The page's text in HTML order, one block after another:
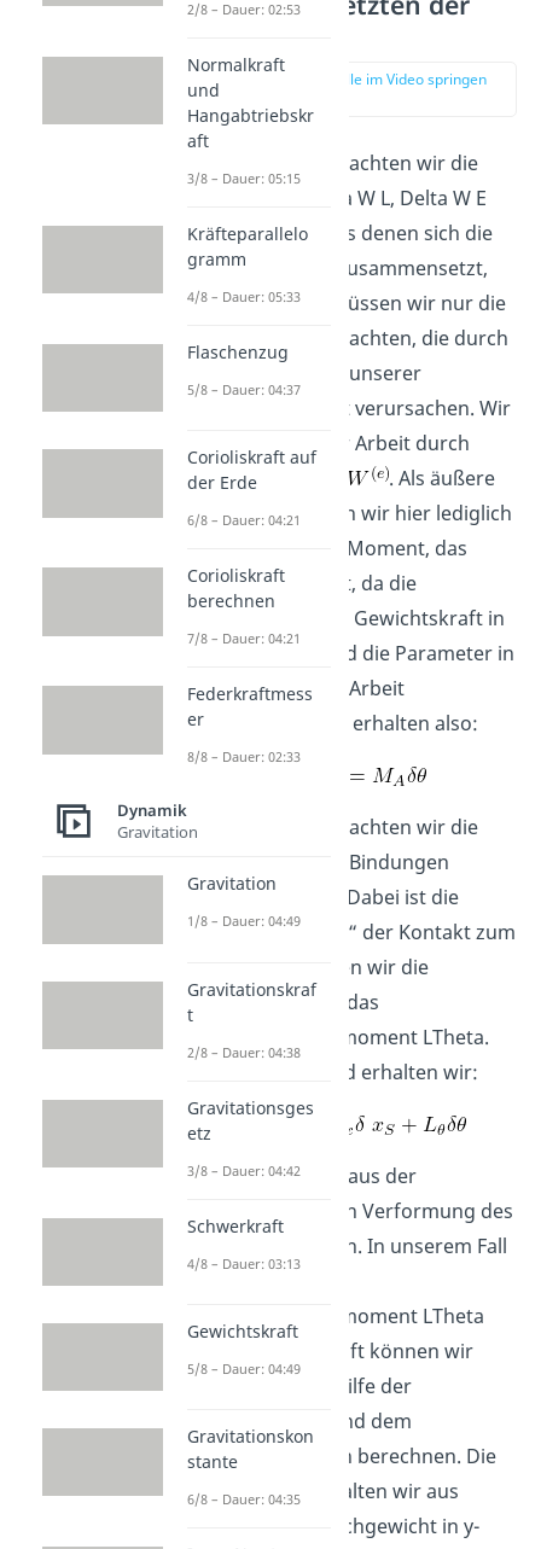
zur Stelle im Video springen
Als nächstes betrachten wir die
Teilarbeiten Delta W L, Delta W E
und Delta W J, aus denen sich die
gesamte Arbeit zusammensetzt,
separat. Dabei müssen wir nur die
Kraftgrößen betrachten, die durch
eine Verrückung unserer
Parameter Arbeit verursachen. Wir
beginnen mit der Arbeit durch
äußere Kräfte:
. Als äußere
Kraftgröße haben wir hier lediglich
das angreifende Moment, das
Arbeit verursacht, da die
Wirkrichtung der Gewichtskraft in
y-Richtung ist und die Parameter in
y-Richtung keine Arbeit
verursachen. Wir erhalten also:
Als nächstes betrachten wir die
Arbeit, die durch Bindungen
verursacht wird. Dabei ist die
einzige „Bindung“ der Kontakt zum
Boden. Hier haben wir die
Reibkraft Lx und das
Rollwiderstandsmoment LTheta.
Demensprechend erhalten wir:
LTheta resultiert aus der
unsymmetrischen Verformung des
Reifens am Boden. In unserem Fall
Rollwiderstandsmoment LTheta
1Nm. Die Reibkraft können wir
wiederrum mit Hilfe der
Normalkraft N und dem
Reibkoeffizienten berechnen. Die
Normalkraft erhalten wir aus
einem Kräftegleichgewicht in y-
2/8 – Dauer: 02:53
Normalkraft
und
Hangabtriebskr
aft
3/8 – Dauer: 05:15
Kräfteparallelo
gramm
4/8 – Dauer: 05:33
Flaschenzug
5/8 – Dauer: 04:37
Corioliskraft auf
der Erde
6/8 – Dauer: 04:21
Corioliskraft
berechnen
7/8 – Dauer: 04:21
Federkraftmess
er
8/8 – Dauer: 02:33
Dynamik
Gravitation
Gravitation
1/8 – Dauer: 04:49
Gravitationskraf
t
2/8 – Dauer: 04:38
Gravitationsges
etz
3/8 – Dauer: 04:42
Schwerkraft
4/8 – Dauer: 03:13
Gewichtskraft
5/8 – Dauer: 04:49
Gravitationskon
stante
6/8 – Dauer: 04:35